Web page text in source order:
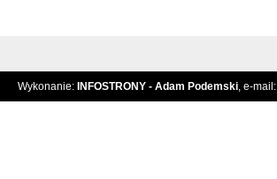
Wykonanie: INFOSTRONY - Adam Podemski, e-mail: